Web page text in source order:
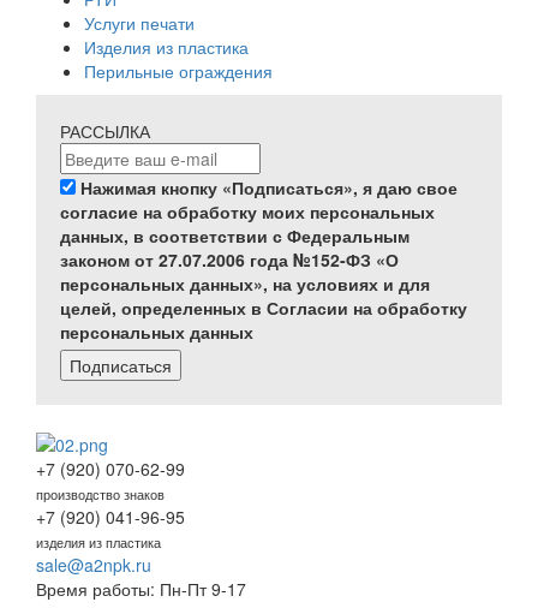
Услуги печати
Изделия из пластика
Перильные ограждения
РАССЫЛКА
Нажимая кнопку «Подписаться», я даю свое
согласие на обработку моих персональных
данных, в соответствии с Федеральным
законом от 27.07.2006 года №152-ФЗ «О
персональных данных», на условиях и для
целей, определенных в Согласии на обработку
персональных данных
Подписаться
+7 (920) 070-62-99
производство знаков
+7 (920) 041-96-95
изделия из пластика
sale@a2npk.ru
Время работы: Пн-Пт 9-17